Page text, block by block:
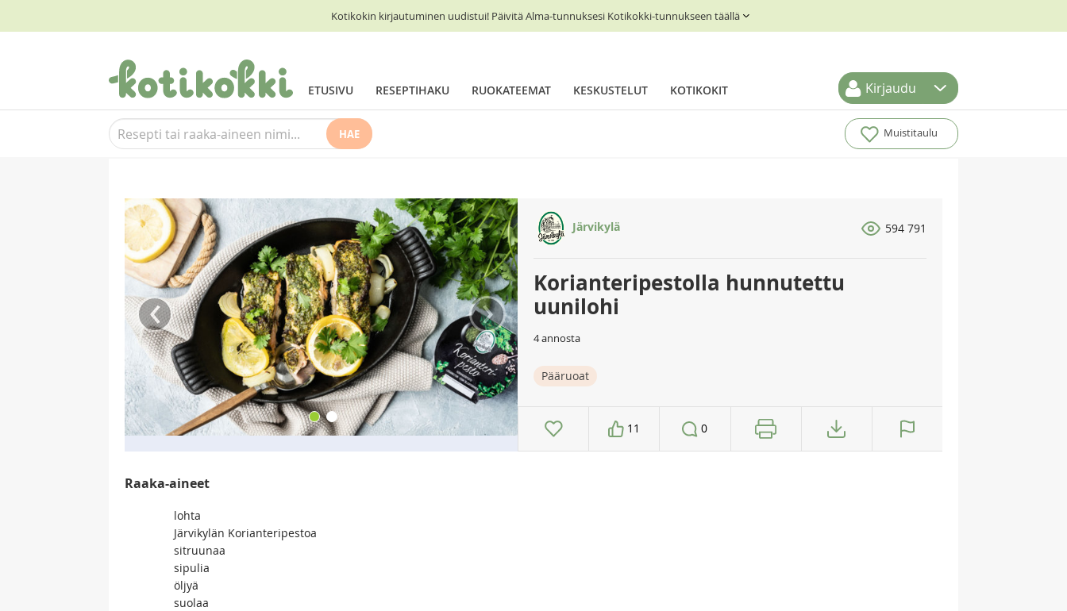
Kotikokin kirjautuminen uudistui! Päivitä Alma-tunnuksesi Kotikokki-tunnukseen täällä
ETUSIVU RESEPTIHAKU RUOKATEEMAT KESKUSTELUT KOTIKOKIT Kirjaudu
HAE Muistitaulu
‹ ›
Järvikylä 594 791
Korianteripestolla hunnutettu
uunilohi
4 annosta
Pääruoat
11 0
Raaka-aineet
lohta
Järvikylän Korianteripestoa
sitruunaa
sipulia
öljyä
suolaa